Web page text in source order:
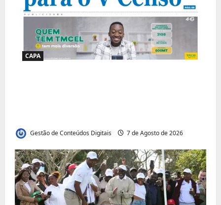
CAPA
Gestão de Conteúdos Digitais 7 de Agosto de 2026